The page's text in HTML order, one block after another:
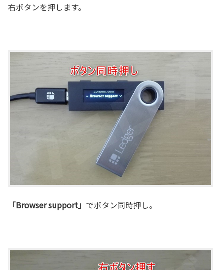
右ボタンを押します。
「Browser support」 でボタン同時押し。